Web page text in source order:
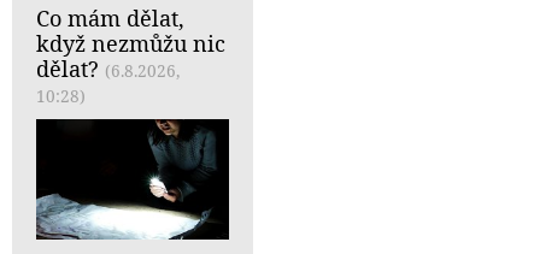
Co mám dělat,
když nezmůžu nic
dělat? (6.8.2026,
10:28)